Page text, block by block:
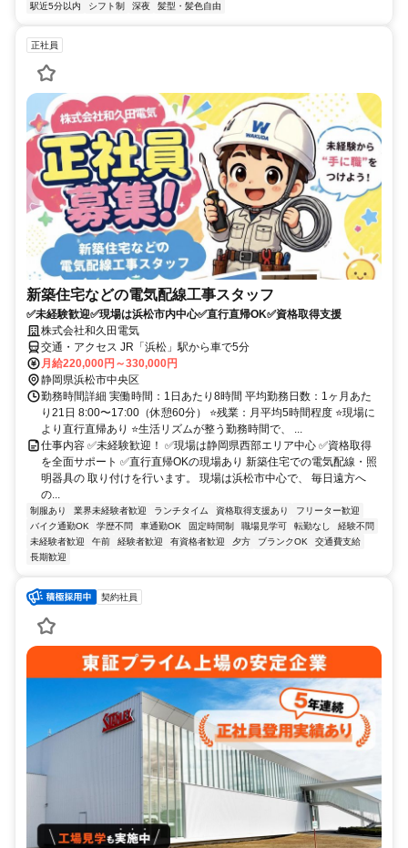
駅近5分以内
シフト制 深夜 髪型・髪色自由
正社員
新築住宅などの電気配線工事スタッフ
✅未経験歓迎✅現場は浜松市内中心✅直行直帰OK✅資格取得支援
株式会社和久田電気
交通・アクセス JR「浜松」駅から車で5分
月給220,000円～330,000円
静岡県浜松市中央区
勤務時間詳細 実働時間：1日あたり8時間 平均勤務日数：1ヶ月あた
り21日 8:00〜17:00（休憩60分） ⭐残業：月平均5時間程度 ⭐現場に
より直行直帰あり ⭐生活リズムが整う勤務時間で、 ...
仕事内容 ✅未経験歓迎！ ✅現場は静岡県西部エリア中心 ✅資格取得
を全面サポート ✅直行直帰OKの現場あり 新築住宅での電気配線・照
明器具の 取り付けを行います。 現場は浜松市中心で、 毎日遠方へ
の...
制服あり 業界未経験者歓迎 ランチタイム 資格取得支援あり
フリーター歓迎
バイク通勤OK
学歴不問 車通勤OK 固定時間制 職場見学可 転勤なし
経験不問
未経験者歓迎
午前 経験者歓迎 有資格者歓迎 夕方 ブランクOK
交通費支給
長期歓迎
契約社員